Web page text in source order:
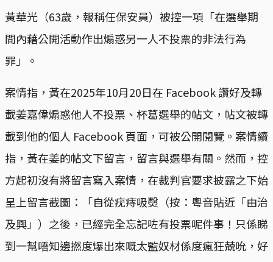
黃華光（63歲，報稱任保安員）被控一項「在選舉期
間內藉公開活動作出煽惑另一人不投票的非法行為
罪」。
案情指，黃在2025年10月20日在 Facebook 讚好及轉
載姜嘉偉煽惑他人不投票、杯葛選舉的帖文，帖文被轉
載到他的個人 Facebook 頁面，可被公開閱覽。案情續
指，黃在姜的帖文下留言，留言與選舉有關。然而，控
方起初沒有將留言寫入案情，在裁判官要求披露之下始
呈上留言截圖：「自從疣痔吸㷫（按：粵音貼近「由治
及興」）之後，已經完全忘記咗有投票呢件事！只係睇
到一幫唔知邊撚度爆出來嘅太監奴材係度瘋狂兢吮，好